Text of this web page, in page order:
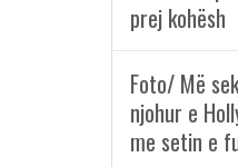
prej kohësh
Foto/ Më
njohur e
me setin e